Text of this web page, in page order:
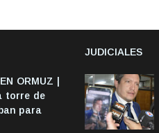
ORMUZ |
torre de
para
JUDICIALES